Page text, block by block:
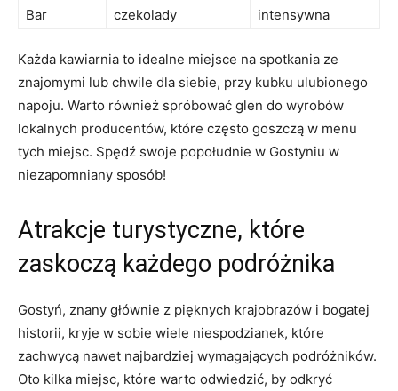
Bar czekolady intensywna
Każda kawiarnia ⁢to idealne miejsce na spotkania ze
znajomymi lub chwile dla ⁣siebie, przy kubku ulubionego
napoju. Warto również spróbować glen do wyrobów⁤
lokalnych producentów, które często goszczą w menu
tych ⁢miejsc. Spędź swoje popołudnie w Gostyniu w
niezapomniany sposób!
Atrakcje ​turystyczne, ​które
⁤zaskoczą każdego podróżnika
Gostyń, znany głównie z pięknych krajobrazów i bogatej
historii, kryje w sobie wiele niespodzianek, które
zachwycą nawet najbardziej wymagających podróżników.
Oto kilka miejsc, które warto ‌odwiedzić, by odkryć